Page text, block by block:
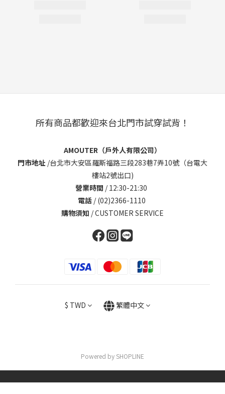
所有商品都歡迎來台北門市試穿試背！
AMOUTER（戶外人有限公司）
門市地址 /台北市大安區羅斯福路三段283巷7弄10號（台電大
樓站2號出口)
營業時間 / 12:30-21:30
電話 / (02)2366-1110
購物須知 /CUSTOMER SERVICE
$ TWD 繁體中文
Powered by SHOPLINE